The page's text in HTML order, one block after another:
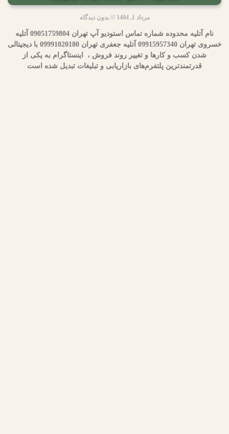
مرداد 1, 1404 بدون دیدگاه
نام آتلیه محدوده شماره تماس استودیو آپ تهران 09051759804 آتلیه
خسروی تهران 09915957340 آتلیه جعفری تهران 09991020180 با دیجیتالی
شدن کسب و کارها و تغییر روند فروش ، اینستاگرام به یکی از
قدرتمندترین پلتفرم‌های بازاریابی و تبلیغات تبدیل شده است